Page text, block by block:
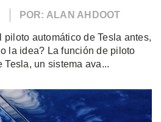
POR: ALAN AHDOOT
piloto automático de Tesla antes,
la idea? La función de piloto
Tesla, un sistema ava...